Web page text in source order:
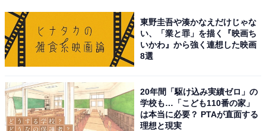
貝塚市立自然遊学館
大阪府貝塚市二色にある「貝塚市立自然遊学館」は、貝
塚の生物を中心に展示・普及・調査・研究を行う「登録
東野圭吾や湊かなえだけじゃな
い、「業と罪」を描く『映画ち
いかわ』から強く連想した映画
8選
20年間「駆け込み実績ゼロ」の
学校も…「こども110番の家」
は本当に必要？ PTAが直面する
理想と現実